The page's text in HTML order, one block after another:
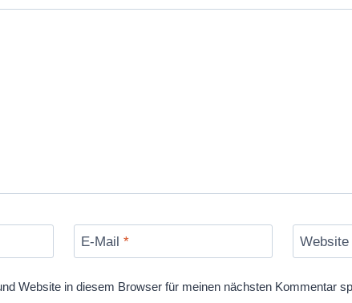
E-Mail * Website
Website in diesem Browser für meinen nächsten Kommentar